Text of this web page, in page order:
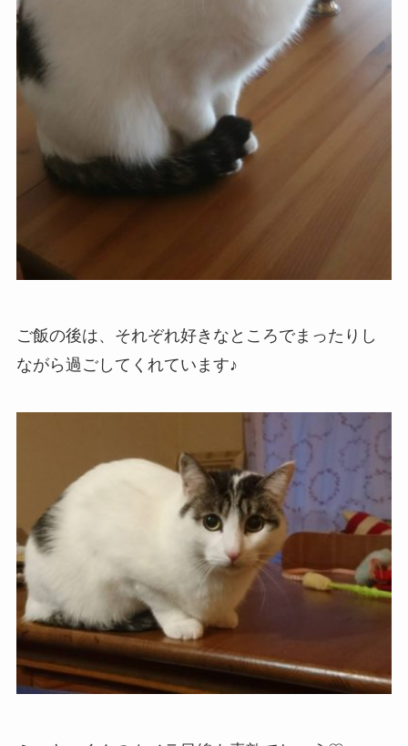
ご飯の後は、それぞれ好きなところでまったりし
ながら過ごしてくれています♪